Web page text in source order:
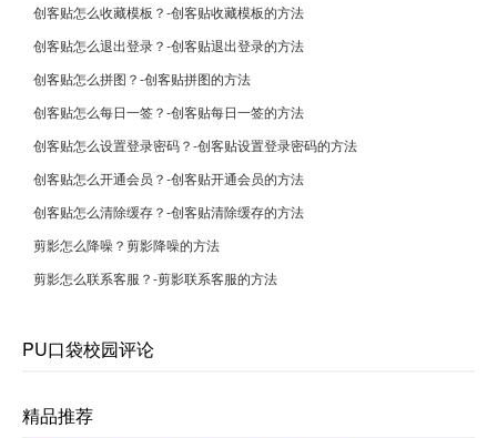
创客贴怎么收藏模板？-创客贴收藏模板的方法
创客贴怎么退出登录？-创客贴退出登录的方法
创客贴怎么拼图？-创客贴拼图的方法
创客贴怎么每日一签？-创客贴每日一签的方法
创客贴怎么设置登录密码？-创客贴设置登录密码的方法
创客贴怎么开通会员？-创客贴开通会员的方法
创客贴怎么清除缓存？-创客贴清除缓存的方法
剪影怎么降噪？剪影降噪的方法
剪影怎么联系客服？-剪影联系客服的方法
PU口袋校园评论
精品推荐